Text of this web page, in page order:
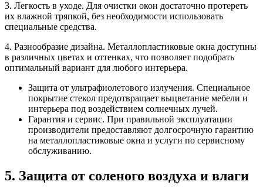
3. Легкость в уходе. Для очистки окон достаточно протереть
их влажной тряпкой, без необходимости использовать
специальные средства.
4. Разнообразие дизайна. Металлопластиковые окна доступны
в различных цветах и оттенках, что позволяет подобрать
оптимальный вариант для любого интерьера.
Защита от ультрафиолетового излучения. Специальное
покрытие стекол предотвращает выцветание мебели и
интерьера под воздействием солнечных лучей.
Гарантия и сервис. При правильной эксплуатации
производители предоставляют долгосрочную гарантию
на металлопластиковые окна и услуги по сервисному
обслуживанию.
5. Защита от соленого воздуха и влаги